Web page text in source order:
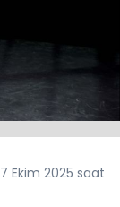
Ekim 2025 saat